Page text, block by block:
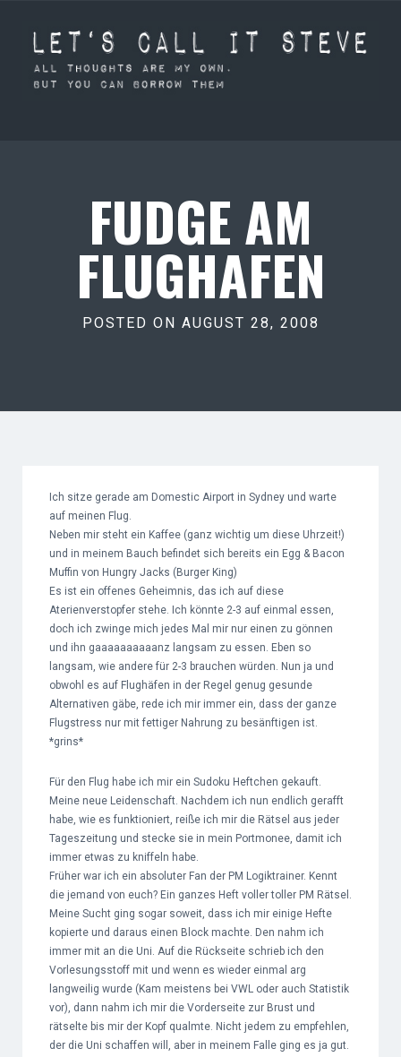
FUDGE AM
FLUGHAFEN
POSTED ON AUGUST 28, 2008
Ich sitze gerade am Domestic Airport in Sydney und warte
auf meinen Flug.
Neben mir steht ein Kaffee (ganz wichtig um diese Uhrzeit!)
und in meinem Bauch befindet sich bereits ein Egg & Bacon
Muffin von Hungry Jacks (Burger King)
Es ist ein offenes Geheimnis, das ich auf diese
Aterienverstopfer stehe. Ich könnte 2-3 auf einmal essen,
doch ich zwinge mich jedes Mal mir nur einen zu gönnen
und ihn gaaaaaaaaaanz langsam zu essen. Eben so
langsam, wie andere für 2-3 brauchen würden. Nun ja und
obwohl es auf Flughäfen in der Regel genug gesunde
Alternativen gäbe, rede ich mir immer ein, dass der ganze
Flugstress nur mit fettiger Nahrung zu besänftigen ist.
*grins*
Für den Flug habe ich mir ein Sudoku Heftchen gekauft.
Meine neue Leidenschaft. Nachdem ich nun endlich gerafft
habe, wie es funktioniert, reiße ich mir die Rätsel aus jeder
Tageszeitung und stecke sie in mein Portmonee, damit ich
immer etwas zu kniffeln habe.
Früher war ich ein absoluter Fan der PM Logiktrainer. Kennt
die jemand von euch? Ein ganzes Heft voller toller PM Rätsel.
Meine Sucht ging sogar soweit, dass ich mir einige Hefte
kopierte und daraus einen Block machte. Den nahm ich
immer mit an die Uni. Auf die Rückseite schrieb ich den
Vorlesungsstoff mit und wenn es wieder einmal arg
langweilig wurde (Kam meistens bei VWL oder auch Statistik
vor), dann nahm ich mir die Vorderseite zur Brust und
rätselte bis mir der Kopf qualmte. Nicht jedem zu empfehlen,
der die Uni schaffen will, aber in meinem Falle ging es ja gut.